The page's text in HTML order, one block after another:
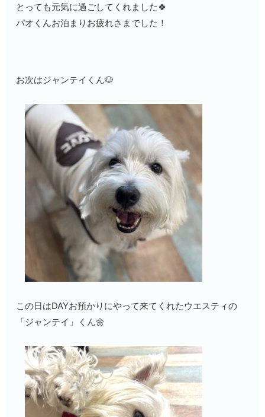
とっても元気に過ごしてくれました🍀
パオくんお泊まりお疲れさまでした！
お次はジャンテイくん🐶
この日はDAYお預かりにやって来てくれたウエスティの
「ジャンテイ」くん🌼